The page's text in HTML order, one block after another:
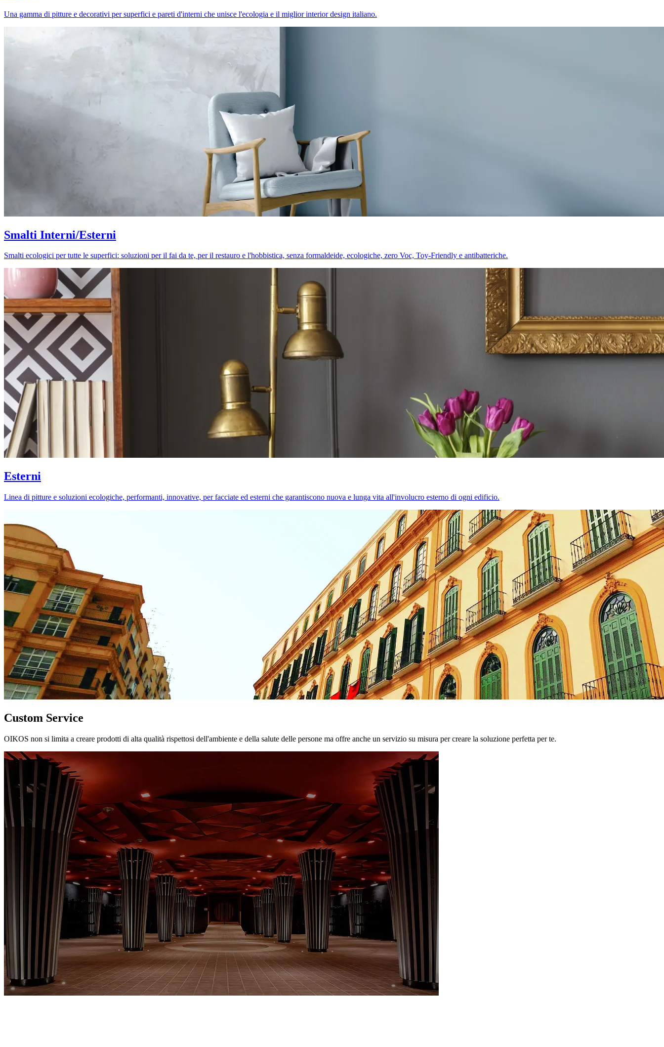
Una gamma di pitture e decorativi per superfici e pareti d'interni che unisce l'ecologia e il miglior interior design italiano.
Smalti Interni/Esterni
Smalti ecologici per tutte le superfici: soluzioni per il fai da te, per il restauro e l'hobbistica, senza formaldeide, ecologiche, zero Voc, Toy-Friendly e antibatteriche.
Esterni
Linea di pitture e soluzioni ecologiche, performanti, innovative, per facciate ed esterni che garantiscono nuova e lunga vita all'involucro esterno di ogni edificio.
Custom Service
OIKOS non si limita a creare prodotti di alta qualità rispettosi dell'ambiente e della salute delle persone ma offre anche un servizio su misura per creare la soluzione perfetta per te.